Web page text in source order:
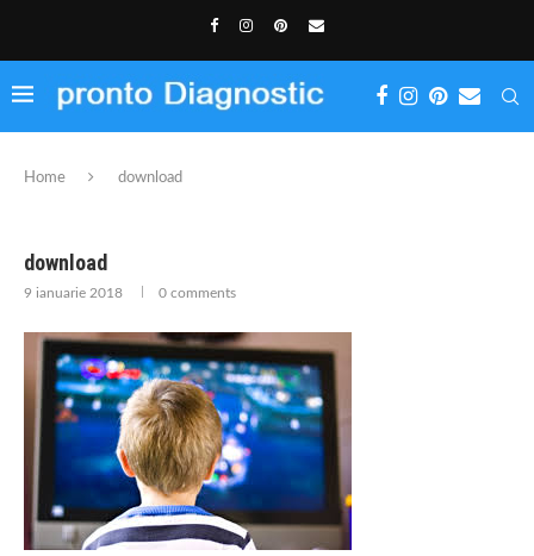
Home download
download
9 ianuarie 2018 0 comments